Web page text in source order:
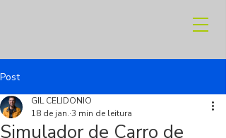
Post
Simulador de Carro de
GIL CELIDONIO
18 de jan. 3 min de leitura